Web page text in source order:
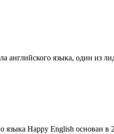
английского языка, один из
языка Happy English основан